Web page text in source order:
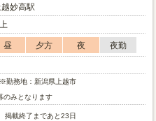
妙高駅
昼 夕方 夜
夜勤
務地：新潟県上越市
のみとなります
掲載終了まであと23日